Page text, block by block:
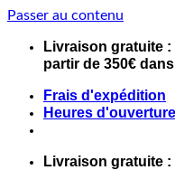
Passer au contenu
Livraison gratuite :
partir de 350€
Frais d'expédition
Heures
Livraison gratuite :